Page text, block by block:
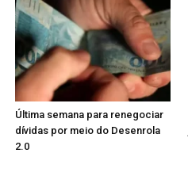
Última semana para renegociar
dívidas por meio do Desenrola
2.0